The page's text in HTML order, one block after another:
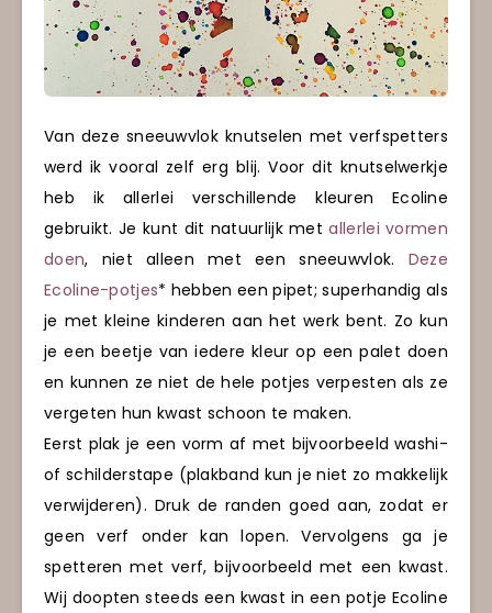
Van deze sneeuwvlok knutselen met verfspetters
werd ik vooral zelf erg blij. Voor dit knutselwerkje
heb ik allerlei verschillende kleuren Ecoline
gebruikt. Je kunt dit natuurlijk metallerlei vormen
doen, niet alleen met een sneeuwvlok. Deze
Ecoline-potjes* hebben een pipet; superhandig als
je met kleine kinderen aan het werk bent. Zo kun
je een beetje van iedere kleur op een palet doen
en kunnen ze niet de hele potjes verpesten als ze
vergeten hun kwast schoon te maken.
Eerst plak je een vorm af met bijvoorbeeld washi-
of schilderstape (plakband kun je niet zo makkelijk
verwijderen). Druk de randen goed aan, zodat er
geen verf onder kan lopen. Vervolgens ga je
spetteren met verf, bijvoorbeeld met een kwast.
Wij doopten steeds een kwast in een potje Ecoline